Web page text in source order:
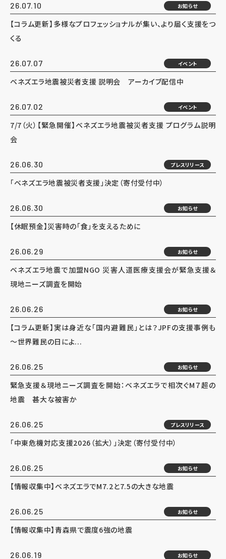
26.07.10 お知らせ
【コラム更新】多様なプロフェッショナルが集い、より届く支援をつ
くる
26.07.07 イベント
ベネズエラ地震被災者支援 説明会 アーカイブ配信中
26.07.02 イベント
7/7（火）【緊急開催】ベネズエラ地震被災者支援 プログラム説明
会
26.06.30 プレスリリース
「ベネズエラ地震被災者支援」決定（寄付受付中）
26.06.30 お知らせ
【休眠預金】災害時の「食」を支えるために
26.06.29 お知らせ
ベネズエラ地震で加盟NGO 災害人道医療支援会が緊急支援＆
現地ニーズ調査を開始
26.06.26 お知らせ
【コラム更新】実は身近な「国内避難民」とは？JPFの支援事例も
～世界難民の日によ...
26.06.25 お知らせ
緊急支援＆現地ニーズ調査を開始：ベネズエラで相次ぐM７超の
地震 甚大な被害か
26.06.25 プレスリリース
「中東危機対応支援2026（拡大）」決定（寄付受付中）
26.06.25 お知らせ
【情報収集中】ベネズエラでM7.2と7.5の大きな地震
26.06.25 お知らせ
【情報収集中】青森県で震度6強の地震
26.06.19 お知らせ